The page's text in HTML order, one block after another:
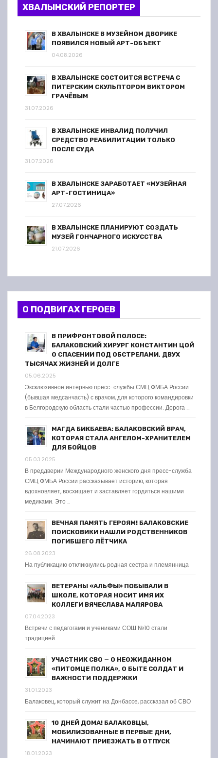
ХВАЛЫНСКИЙ РЕПОРТЕР
В ХВАЛЫНСКЕ В МУЗЕЙНОМ ДВОРИКЕ
ПОЯВИЛСЯ НОВЫЙ АРТ-ОБЪЕКТ
04.08.2026
В ХВАЛЫНСКЕ СОСТОИТСЯ ВСТРЕЧА С
ПИТЕРСКИМ СКУЛЬПТОРОМ ВИКТОРОМ
ГРАЧЁВЫМ
31.07.2026
В ХВАЛЫНСКЕ ИНВАЛИД ПОЛУЧИЛ
СРЕДСТВО РЕАБИЛИТАЦИИ ТОЛЬКО
ПОСЛЕ СУДА
31.07.2026
В ХВАЛЫНСКЕ ЗАРАБОТАЕТ «МУЗЕЙНАЯ
АРТ-ГОСТИНИЦА»
27.07.2026
В ХВАЛЫНСКЕ ПЛАНИРУЮТ СОЗДАТЬ
МУЗЕЙ ГОНЧАРНОГО ИСКУССТВА
21.07.2026
О ПОДВИГАХ ГЕРОЕВ
В ПРИФРОНТОВОЙ ПОЛОСЕ:
БАЛАКОВСКИЙ ХИРУРГ КОНСТАНТИН ЦОЙ
О СПАСЕНИИ ПОД ОБСТРЕЛАМИ, ДВУХ
ТЫСЯЧАХ ЖИЗНЕЙ И ДОЛГЕ
05.06.2025
Эксклюзивное интервью пресс-службы СМЦ ФМБА России
(бывшая медсанчасть) с врачом, для которого командировки
в Белгородскую область стали частью профессии. Дорога …
МАГДА БИКБАЕВА: БАЛАКОВСКИЙ ВРАЧ,
КОТОРАЯ СТАЛА АНГЕЛОМ-ХРАНИТЕЛЕМ
ДЛЯ БОЙЦОВ
05.03.2025
В преддверии Международного женского дня пресс-служба
СМЦ ФМБА России рассказывает историю, которая
вдохновляет, восхищает и заставляет гордиться нашими
медиками. Это …
ВЕЧНАЯ ПАМЯТЬ ГЕРОЯМ! БАЛАКОВСКИЕ
ПОИСКОВИКИ НАШЛИ РОДСТВЕННИКОВ
ПОГИБШЕГО ЛЁТЧИКА
26.08.2023
На публикацию откликнулись родная сестра и племянница
ВЕТЕРАНЫ «АЛЬФЫ» ПОБЫВАЛИ В
ШКОЛЕ, КОТОРАЯ НОСИТ ИМЯ ИХ
КОЛЛЕГИ ВЯЧЕСЛАВА МАЛЯРОВА
07.04.2023
Встречи с педагогами и учениками СОШ №10 стали
традицией
УЧАСТНИК СВО — О НЕОЖИДАННОМ
«ПИТОМЦЕ ПОЛКА», О БЫТЕ СОЛДАТ И
ВАЖНОСТИ ПОДДЕРЖКИ
31.01.2023
Балаковец, который служит на Донбассе, рассказал об СВО
10 ДНЕЙ ДОМА! БАЛАКОВЦЫ,
МОБИЛИЗОВАННЫЕ В ПЕРВЫЕ ДНИ,
НАЧИНАЮТ ПРИЕЗЖАТЬ В ОТПУСК
18.01.2023